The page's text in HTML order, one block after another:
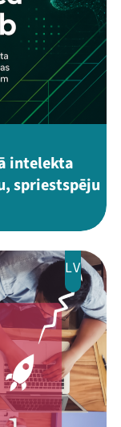
intelekta
spriestspēju
LV